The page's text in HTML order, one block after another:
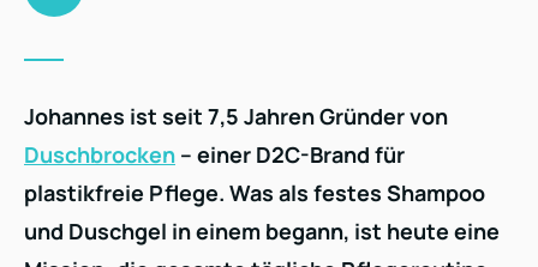
Johannes ist seit 7,5 Jahren Gründer von
Duschbrocken – einer D2C-Brand für
plastikfreie Pflege. Was als festes Shampoo
und Duschgel in einem begann, ist heute eine